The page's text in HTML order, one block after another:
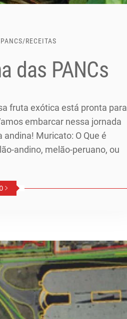
PANCS/RECEITAS
das PANCs
fruta exótica está pronta para
embarcar nessa jornada
Muricato: O Que é
andino, melão-peruano, ou